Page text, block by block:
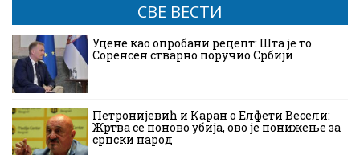
СВЕ ВЕСТИ
Уцене као опробани рецепт: Шта је то
Соренсен стварно поручио Србији
Петронијевић и Каран о Елфети Весели:
Жртва се поново убија, ово је понижење за
српски народ